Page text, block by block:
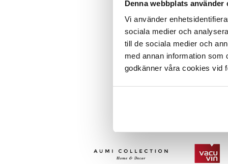
Denna webbplats använder
Vi använder
sociala medier och
till de sociala medier och
med annan information som
godkänner våra cookies vid
Zanmai Mcusta Classic
Damaskus Nakiri
ZANMAI MCUSTA